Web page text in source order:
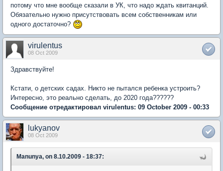
потому что мне вообще сказали в УК, что надо ждать квитанций.
Обязательно нужно присутствовать всем собственникам или
одного достаточно?
virulentus
08 Oct 2009
Здравствуйте!
Кстати, о детских садах. Никто не пытался ребенка устроить?
Интересно, это реально сделать, до 2020 года??????
Сообщение отредактировал virulentus: 09 October 2009 - 00:33
lukyanov
08 Oct 2009
Manunya, on 8.10.2009 - 18:37: